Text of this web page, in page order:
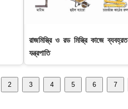
রাজমিস্ত্রি ও রড মিস্ত্রি কাজে ব্যবহ্রত
যন্ত্রপাতি
2 3 4 5 6 7